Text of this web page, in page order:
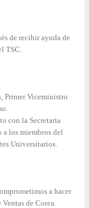
de recibir ayuda de
TSC.
Primer Viceministro
con la Secretaria
a los miembros del
Universitarios.
a hacer
de Corea.